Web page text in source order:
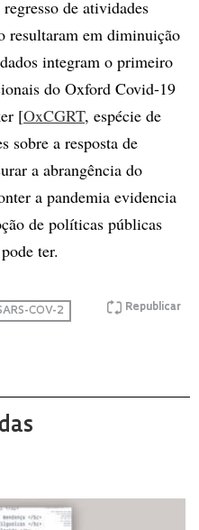
de atividades
resultaram em diminuição
integram o primeiro
do Oxford Covid-19
[OxCGRT, espécie de
sobre a resposta de
a abrangência do
a pandemia evidencia
de políticas públicas
ter.
Republicar
COV-2